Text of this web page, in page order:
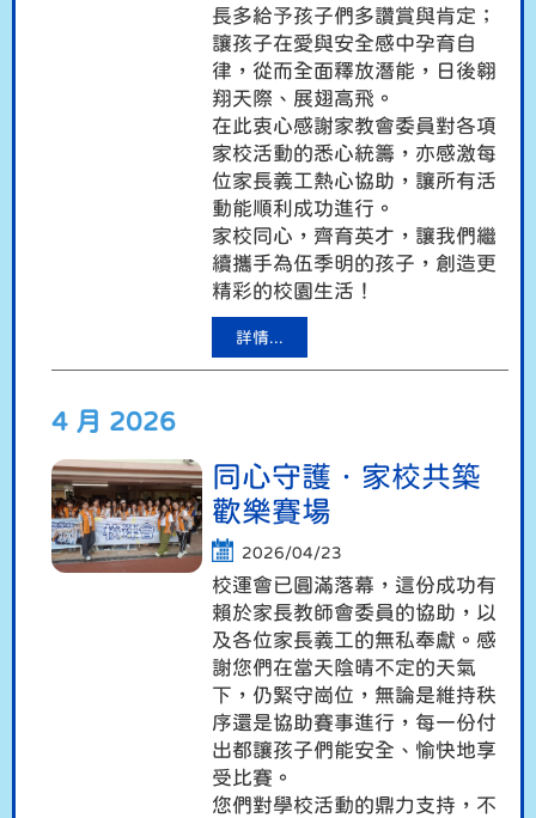
長多給予孩子們多讚賞與肯定；
讓孩子在愛與安全感中孕育自
律，從而全面釋放潛能，日後翱
翔天際、展翅高飛。
在此衷心感謝家教會委員對各項
家校活動的悉心統籌，亦感激每
位家長義工熱心協助，讓所有活
動能順利成功進行。
家校同心，齊育英才，讓我們繼
續攜手為伍季明的孩子，創造更
精彩的校園生活！
詳情...
4 月 2026
同心守護．家校共築
歡樂賽場
2026/04/23
校運會已圓滿落幕，這份成功有
賴於家長教師會委員的協助，以
及各位家長義工的無私奉獻。感
謝您們在當天陰晴不定的天氣
下，仍緊守崗位，無論是維持秩
序還是協助賽事進行，每一份付
出都讓孩子們能安全、愉快地享
受比賽。
您們對學校活動的鼎力支持，不